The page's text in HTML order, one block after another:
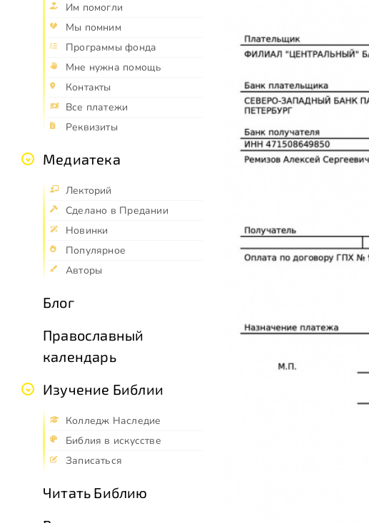
Им помогли
Мы помним
Программы фонда
Мне нужна помощь
Контакты
Все платежи
Реквизиты
Медиатека
Лекторий
Сделано в Предании
Новинки
Популярное
Авторы
Блог
Православный
календарь
Изучение Библии
Колледж Наследие
Библия в искусстве
Записаться
Читать Библию